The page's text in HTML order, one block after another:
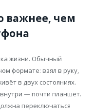
важнее, чем
жизни. Обычный
формате: взял в руку,
в двух состояниях.
— почти планшет.
переключаться